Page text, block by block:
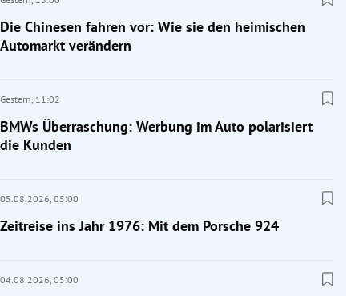
Die Chinesen fahren vor: Wie sie den heimischen
Automarkt verändern
Gestern, 11:02
BMWs Überraschung: Werbung im Auto polarisiert
die Kunden
05.08.2026, 05:00
Zeitreise ins Jahr 1976: Mit dem Porsche 924
04.08.2026, 05:00